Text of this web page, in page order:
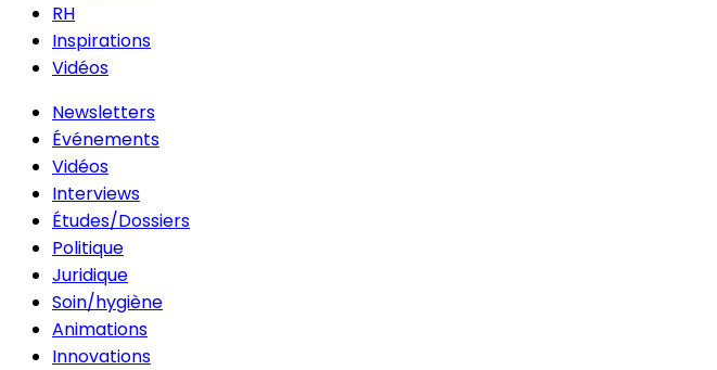
RH
Inspirations
Vidéos
Newsletters
Événements
Vidéos
Interviews
Études/Dossiers
Politique
Juridique
Soin/hygiène
Animations
Innovations